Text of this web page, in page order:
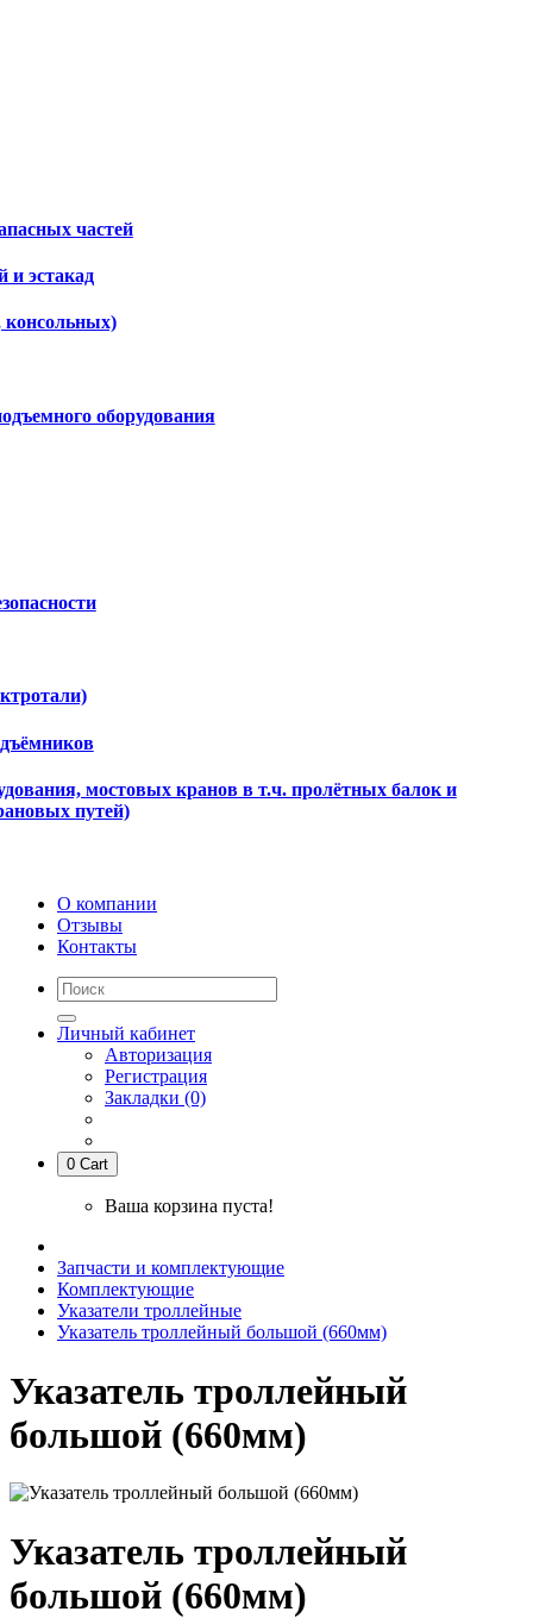
частей
и эстакад
консольных)
оборудования
мостовых кранов в т.ч. пролётных балок и
путей)
О компании
Отзывы
Контакты
Личный кабинет
Авторизация
Регистрация
Закладки (0)
0 Cart
Ваша корзина пуста!
Запчасти и комплектующие
Комплектующие
Указатели троллейные
Указатель троллейный большой (660мм)
Указатель троллейный
большой (660мм)
Указатель троллейный
большой (660мм)